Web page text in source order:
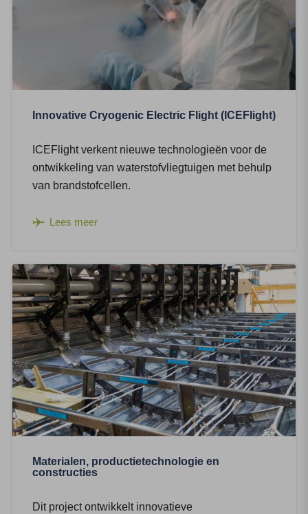
Innovative Cryogenic Electric Flight (ICEFlight)
ICEFlight verkent nieuwe technologieën voor de
ontwikkeling van waterstofvliegtuigen met behulp
van brandstofcellen.
Lees meer
Materialen, productietechnologie en
constructies
Dit project ontwikkelt innovatieve